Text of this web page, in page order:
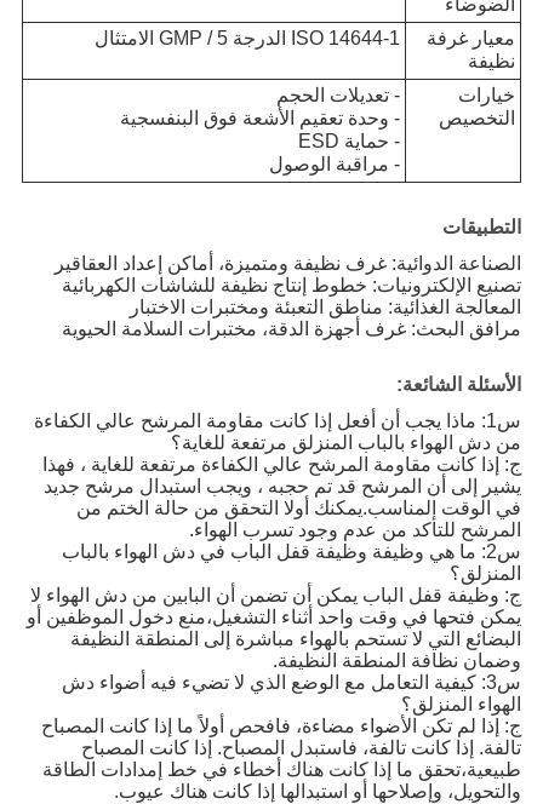
الضوضاء
معيار غرفة
نظيفة
ISO 14644-1 الدرجة 5 / GMP الامتثال
خيارات
التخصيص
- تعديلات الحجم
- وحدة تعقيم الأشعة فوق البنفسجية
- حماية ESD
- مراقبة الوصول
التطبيقات
الصناعة الدوائية: غرف نظيفة ومتميزة، أماكن إعداد العقاقير
تصنيع الإلكترونيات: خطوط إنتاج نظيفة للشاشات الكهربائية
المعالجة الغذائية: مناطق التعبئة ومختبرات الاختبار
مرافق البحث: غرف أجهزة الدقة، مختبرات السلامة الحيوية
الأسئلة الشائعة:
س1: ماذا يجب أن أفعل إذا كانت مقاومة المرشح عالي الكفاءة
من دش الهواء بالباب المنزلق مرتفعة للغاية؟
ج: إذا كانت مقاومة المرشح عالي الكفاءة مرتفعة للغاية ، فهذا
يشير إلى أن المرشح قد تم حجبه ، ويجب استبدال مرشح جديد
في الوقت المناسب.يمكنك أولا التحقق من حالة الختم من
المرشح للتأكد من عدم وجود تسرب الهواء.
س2: ما هي وظيفة وظيفة قفل الباب في دش الهواء بالباب
المنزلق؟
ج: وظيفة قفل الباب يمكن أن تضمن أن البابين من دش الهواء لا
يمكن فتحها في وقت واحد أثناء التشغيل،منع دخول الموظفين أو
البضائع التي لا تستحم بالهواء مباشرة إلى المنطقة النظيفة
وضمان نظافة المنطقة النظيفة.
س3: كيفية التعامل مع الوضع الذي لا تضيء فيه أضواء دش
الهواء المنزلق؟
ج: إذا لم تكن الأضواء مضاءة، فافحص أولاً ما إذا كانت المصباح
تالفة. إذا كانت تالفة، فاستبدل المصباح. إذا كانت المصباح
طبيعية،تحقق ما إذا كانت هناك أخطاء في خط إمدادات الطاقة
والتحويل، وإصلاحها أو استبدالها إذا كانت هناك عيوب.